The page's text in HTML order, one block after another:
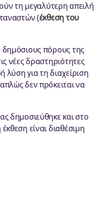
τη μεγαλύτερη απειλή
(έκθεση του
πόρους της
νέες δραστηριότητες
για τη διαχείριση
δεν πρόκειται να
δημοσιεύθηκε και στο
είναι διαθέσιμη